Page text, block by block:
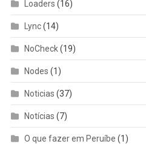
Loaders (16)
Lync(14)
NoCheck(19)
Nodes (1)
Noticias (37)
Notícias (7)
O que fazer em Peruíbe (1)